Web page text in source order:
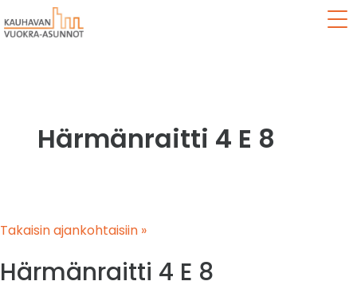
Härmänraitti 4 E 8
Takaisin ajankohtaisiin »
Härmänraitti 4 E 8